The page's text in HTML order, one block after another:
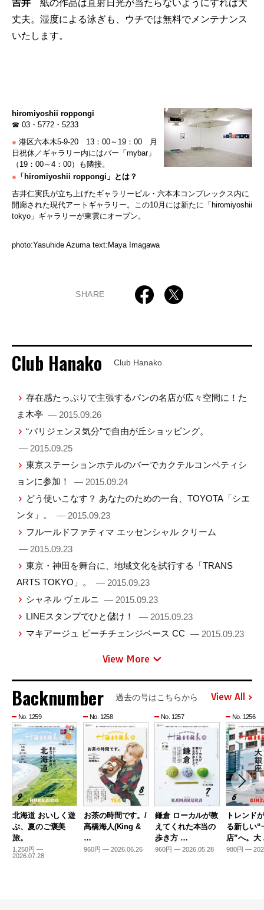
吉井 紙の作品は直射日光が当たらないようにすれば大
丈夫。湿度による泳ぎも、ウチでは無料でメンテナンス
いたします。
hiromiyoshii roppongi
☎ 03・5772・5233
● 港区六本木5-9-20 13：00～19：00 月
日祝休／ギャラリー内にはバー「mybar」
（19：00～4：00）も隣接。
● 「hiromiyoshii roppongi」とは？
吉井仁実氏が立ち上げたギャラリービル・六本木コンプレックス内に
開廊された現代アートギャラリー。この10月には新たに「hiromiyoshii
tokyo」ギャラリーが東雲にオープン。
photo:Yasuhide Azuma text:Maya Imagawa
SHARE
Club Hanako Club Hanako
存在感たっぷりで主張するパンの名店が広々空間に！た
ま木亭 — 2015.09.26
“パリジェンヌ気分”で自由が丘ショッピング。
— 2015.09.25
東京ステーションホテルのバーでカクテルコンペティシ
ョンに参加！
— 2015.09.24
どう使いこなす？ あなたのための一台、TOYOTA「シエ
ンタ」。
— 2015.09.23
フルールドファティマ エッセンシャル クリーム
— 2015.09.23
東京・神田を舞台に、地域文化を試行する「TRANS
ARTS TOKYO」。
— 2015.09.23
シャネル ヴェルニ — 2015.09.23
LINEスタンプでひと儲け！
— 2015.09.23
マキアージュ ピーチチェンジベース CC — 2015.09.23
View More
Backnumber 過去の号はこちらから View All
No. 1259
北海道 おいしく遊
ぶ、夏のご褒美
旅。
1,250円 —
2026.07.28
No. 1258
お茶の時間です。/
髙橋海人(King &
…
960円 — 2026.06.26
No. 1257
鎌倉 ローカルが教
えてくれた本当の
歩き方 …
960円 — 2026.05.28
No. 1256
トレンド
る新しい“
店”へ。
980円 —